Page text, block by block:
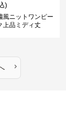
)
風ニットワンピー
上品ミディ丈
›